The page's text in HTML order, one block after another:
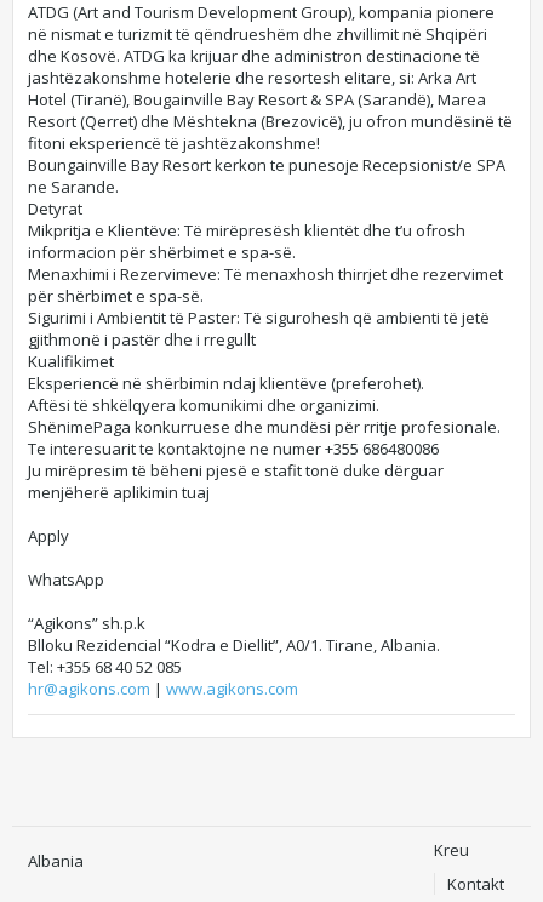
ATDG (Art and Tourism Development Group), kompania pionere
në nismat e turizmit të qëndrueshëm dhe zhvillimit në Shqipëri
dhe Kosovë. ATDG ka krijuar dhe administron destinacione të
jashtëzakonshme hotelerie dhe resortesh elitare, si: Arka Art
Hotel (Tiranë), Bougainville Bay Resort & SPA (Sarandë), Marea
Resort (Qerret) dhe Mështekna (Brezovicë), ju ofron mundësinë të
fitoni eksperiencë të jashtëzakonshme!
Boungainville Bay Resort kerkon te punesoje Recepsionist/e SPA
ne Sarande.
Detyrat​
Mikpritja e Klientëve: Të mirëpresësh klientët dhe t’u ofrosh
informacion për shërbimet e spa-së.
Menaxhimi i Rezervimeve: Të menaxhosh thirrjet dhe rezervimet
për shërbimet e spa-së.
Sigurimi i Ambientit të Paster: Të sigurohesh që ambienti të jetë
gjithmonë i pastër dhe i rregullt
Kualifikimet​
Eksperiencë në shërbimin ndaj klientëve (preferohet).
Aftësi të shkëlqyera komunikimi dhe organizimi.
Shënime​Paga konkurruese dhe mundësi për rritje profesionale.
Te interesuarit te kontaktojne ne numer +355 686480086
Ju mirëpresim të bëheni pjesë e stafit tonë duke dërguar
menjëherë aplikimin tuaj
Apply
WhatsApp
“Agikons” sh.p.k
Blloku Rezidencial “Kodra e Diellit”, A0/1. Tirane, Albania.
Tel: +355 68 40 52 085
hr@agikons.com | www.agikons.com
Albania
Kreu
Kontakt